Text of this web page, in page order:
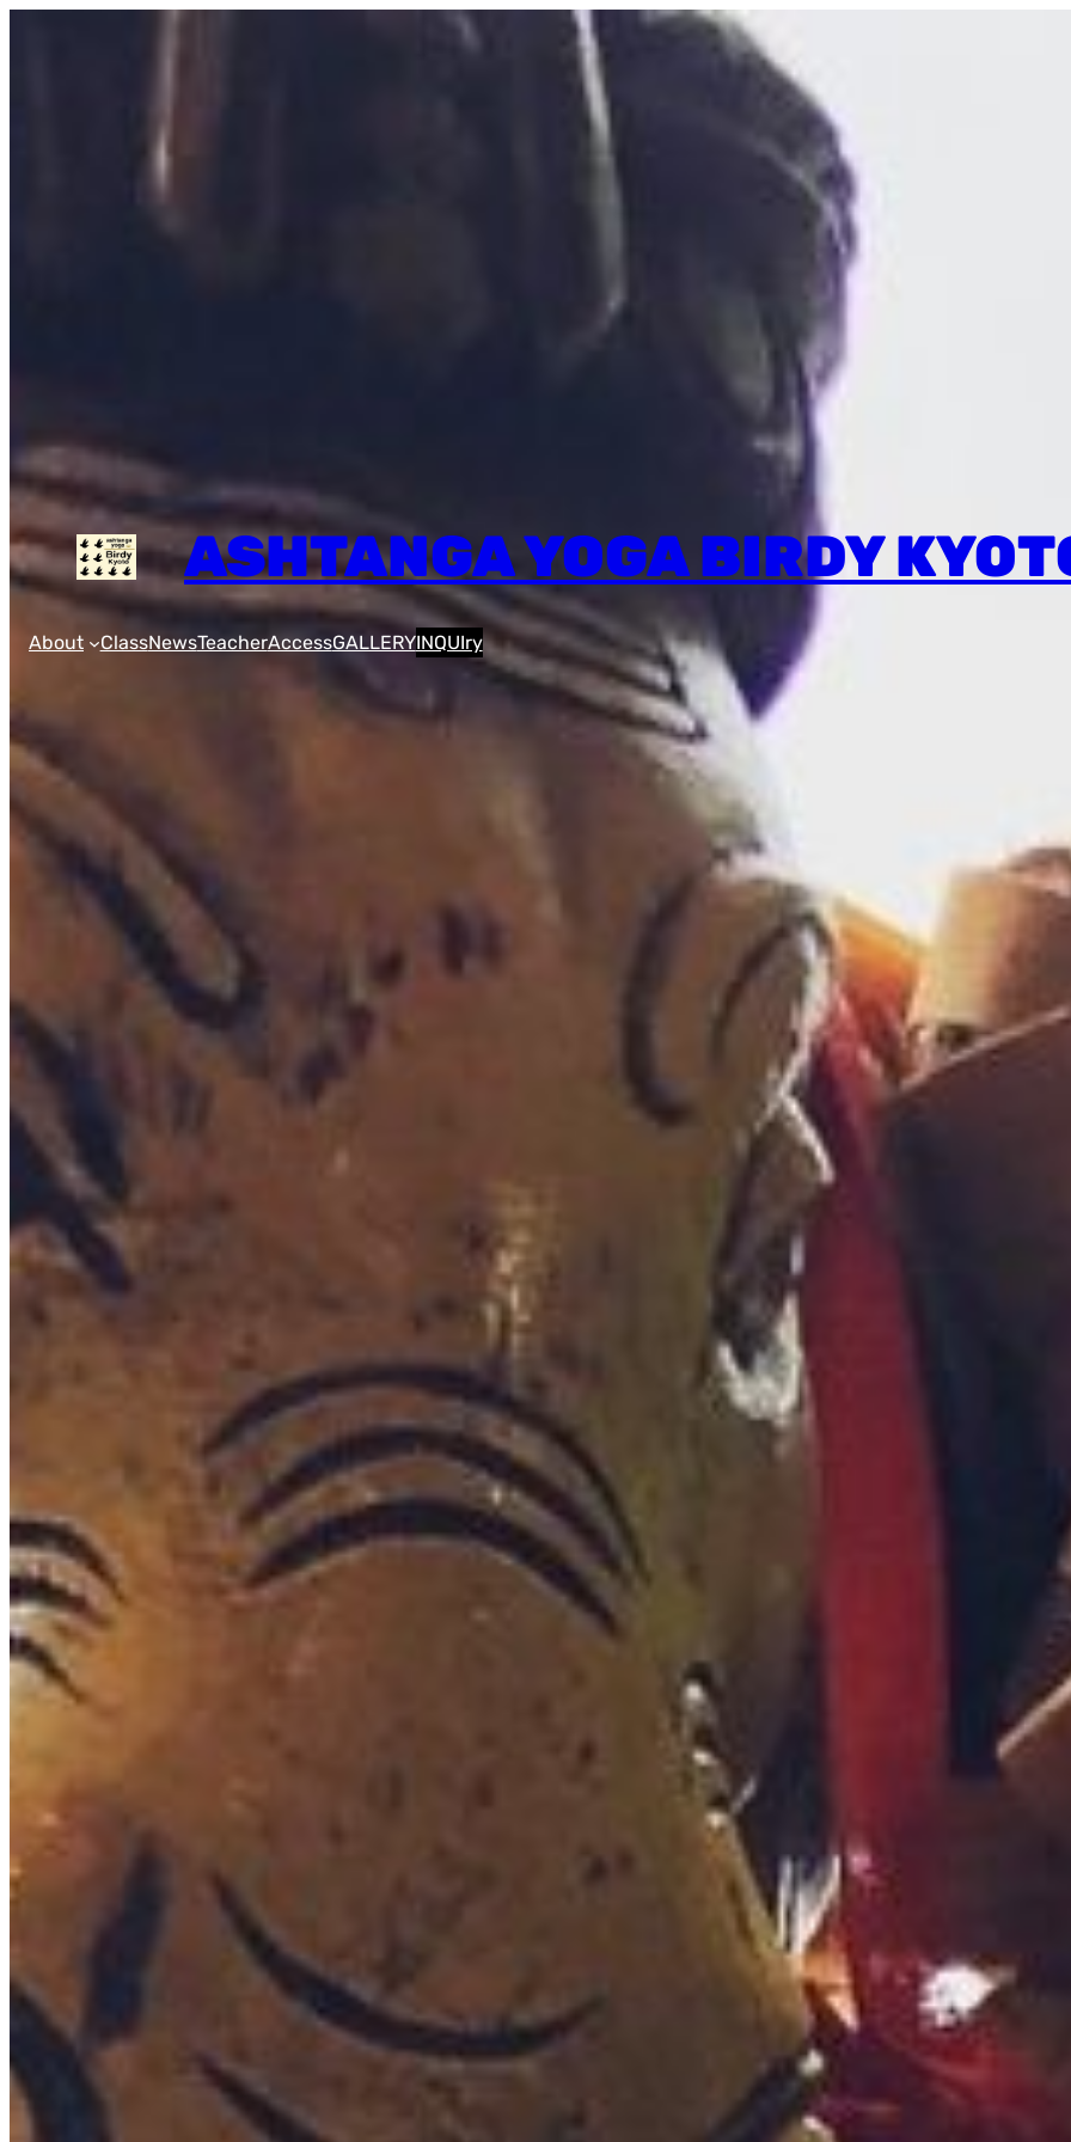
ASHTANGA YOGA BIRDY
About ClassNewsTeacherAccessGALLERYINQUIry